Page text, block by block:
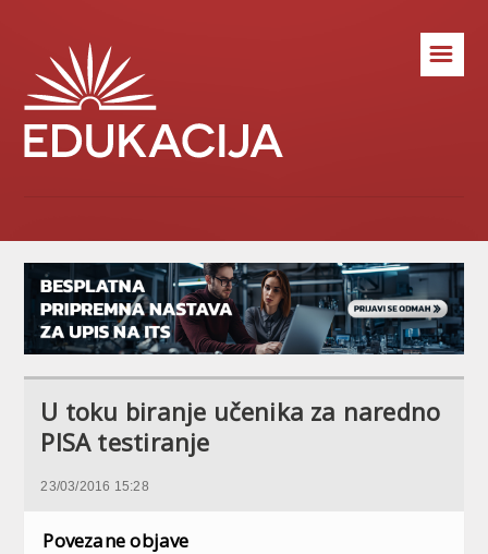
☰
U toku biranje učenika za naredno
PISA testiranje
23/03/2016 15:28
Povezane objave